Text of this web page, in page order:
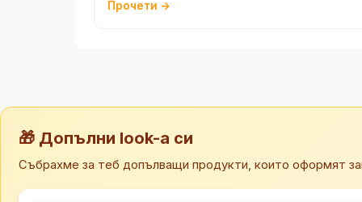
Прочети →
🎁 Допълни look-а си
Събрахме за теб допълващи продукти, които оформят